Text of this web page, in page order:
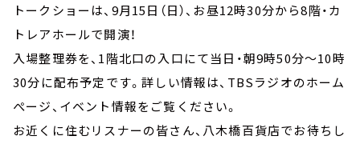
トークショーは、9月15日（日）、お昼12時30分から8階・カ
トレアホールで開演！
入場整理券を、1階北口の入口にて当日・朝9時50分～10時
30分に配布予定です。詳しい情報は、TBSラジオのホーム
ぺージ、イベント情報をご覧ください。
お近くに住むリスナーの皆さん、八木橋百貨店でお待ちし